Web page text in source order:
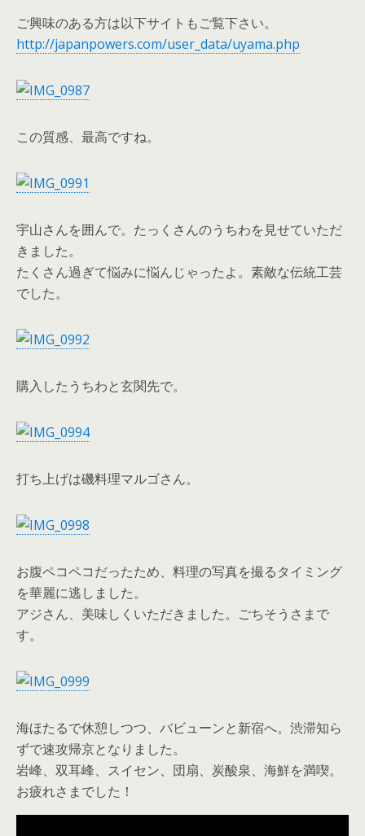
ご興味のある方は以下サイトもご覧下さい。
http://japanpowers.com/user_data/uyama.php
この質感、最高ですね。
宇山さんを囲んで。たっくさんのうちわを見せていただ
きました。
たくさん過ぎて悩みに悩んじゃったよ。素敵な伝統工芸
でした。
購入したうちわと玄関先で。
打ち上げは磯料理マルゴさん。
お腹ペコペコだったため、料理の写真を撮るタイミング
を華麗に逃しました。
アジさん、美味しくいただきました。ごちそうさまで
す。
海ほたるで休憩しつつ、バビューンと新宿へ。渋滞知ら
ずで速攻帰京となりました。
岩峰、双耳峰、スイセン、団扇、炭酸泉、海鮮を満喫。
お疲れさまでした！